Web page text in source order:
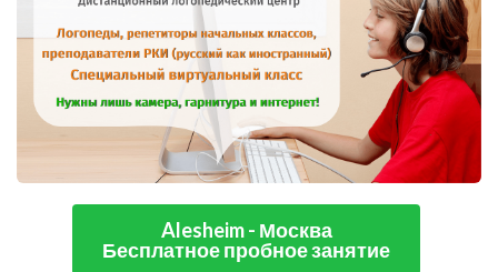
Alesheim - Москва
Бесплатное пробное занятие